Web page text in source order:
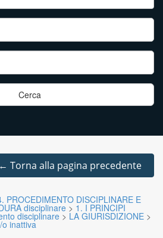
← Torna alla pagina precedente
PROCEDIMENTO DISCIPLINARE E
disciplinare > 1. I PRINCIPI
disciplinare > LA GIURISDIZIONE >
inattiva